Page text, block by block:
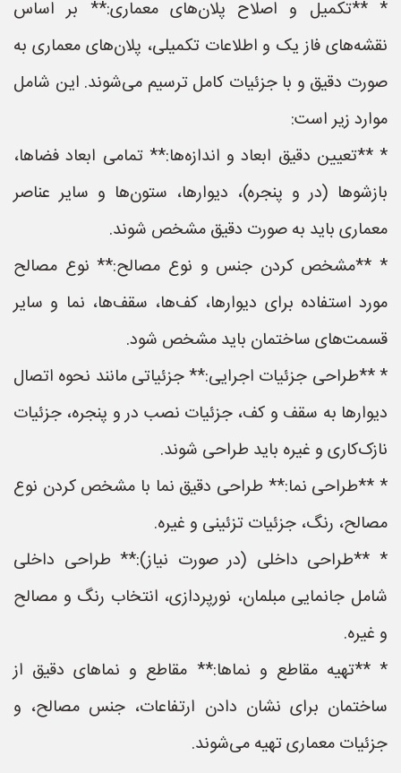
* **تکمیل و اصلاح پلان‌های معماری:** بر اساس
نقشه‌های فاز یک و اطلاعات تکمیلی، پلان‌های معماری به
صورت دقیق و با جزئیات کامل ترسیم می‌شوند. این شامل
موارد زیر است:
* **تعیین دقیق ابعاد و اندازه‌ها:** تمامی ابعاد فضاها،
بازشوها (در و پنجره)، دیوارها، ستون‌ها و سایر عناصر
معماری باید به صورت دقیق مشخص شوند.
* **مشخص کردن جنس و نوع مصالح:** نوع مصالح
مورد استفاده برای دیوارها، کف‌ها، سقف‌ها، نما و سایر
قسمت‌های ساختمان باید مشخص شود.
* **طراحی جزئیات اجرایی:** جزئیاتی مانند نحوه اتصال
دیوارها به سقف و کف، جزئیات نصب در و پنجره، جزئیات
نازک‌کاری و غیره باید طراحی شوند.
* **طراحی نما:** طراحی دقیق نما با مشخص کردن نوع
مصالح، رنگ، جزئیات تزئینی و غیره.
* **طراحی داخلی (در صورت نیاز):** طراحی داخلی
شامل جانمایی مبلمان، نورپردازی، انتخاب رنگ و مصالح
و غیره.
* **تهیه مقاطع و نماها:** مقاطع و نماهای دقیق از
ساختمان برای نشان دادن ارتفاعات، جنس مصالح، و
جزئیات معماری تهیه می‌شوند.